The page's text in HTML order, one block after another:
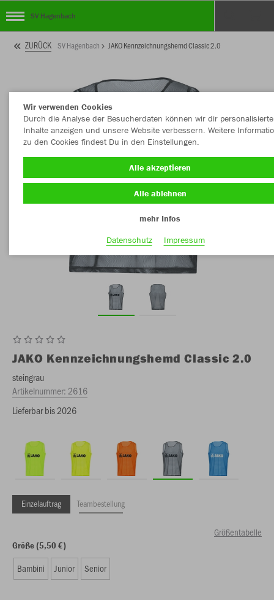
SV Hagenbach
ZURÜCK SV Hagenbach JAKO Kennzeichnungshemd Classic 2.0
JAKO Kennzeichnungshemd Classic 2.0
steingrau
Artikelnummer: 2616
Lieferbar bis 2026
Einzelauftrag Teambestellung
Größentabelle
Größe (5,50 €)
Bambini Junior Senior
Wir verwenden Cookies
Durch die Analyse der Besucherdaten können wir dir personalisierte
Inhalte anzeigen und unsere Website verbessern. Weitere
zu den Cookies findest Du in den Einstellungen.
Alle akzeptieren
Alle ablehnen
mehr Infos
Datenschutz
Impressum